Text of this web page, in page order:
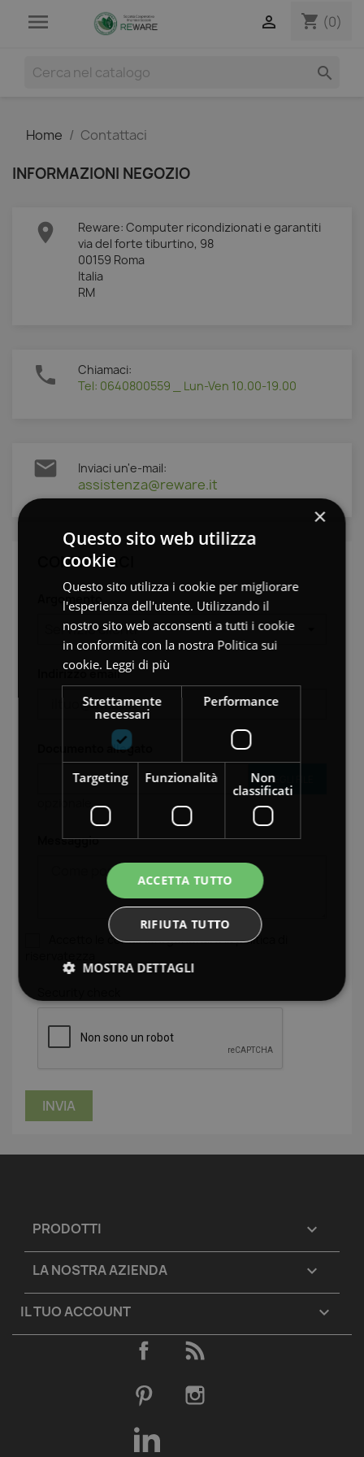
 shopping_cart (0)


Home Contattaci
INFORMAZIONI NEGOZIO

Reware: Computer ricondizionati e garantiti
via del forte tiburtino, 98
00159 Roma
Italia
RM

Chiamaci:
Tel: 0640800559 _ Lun-Ven 10.00-19.00
 Inviaci un'e-mail:
assistenza@reware.it
CONTATTACI
Argomento
Indirizzo email
Documento allegato
SCEGLI FILE
Messaggio
Accetto le condizioni generali e la politica di
PRODOTTI 
LA NOSTRA AZIENDA 
IL TUO ACCOUNT 
Facebook
Pinterest
×
Questo sito web utilizza
cookie
Questo sito utilizza i cookie per migliorare
l'esperienza dell'utente. Utilizzando il
nostro sito web acconsenti a tutti i cookie
in conformità con la nostra Politica sui
cookie. Leggi di più
Strettamente
necessari
Performance
Targeting Funzionalità
Non
classificati
ACCETTA TUTTO
RIFIUTA TUTTO
MOSTRA DETTAGLI